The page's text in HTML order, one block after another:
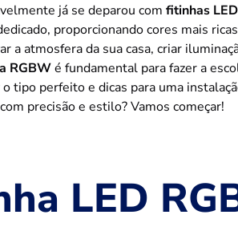
já se deparou comfitinhas
proporcionando cores mais
a atmosfera da sua casa, criar
RGBWé fundamental para fazer a
tipo perfeito e dicas para uma
precisão e estilo? Vamos começar!
LED